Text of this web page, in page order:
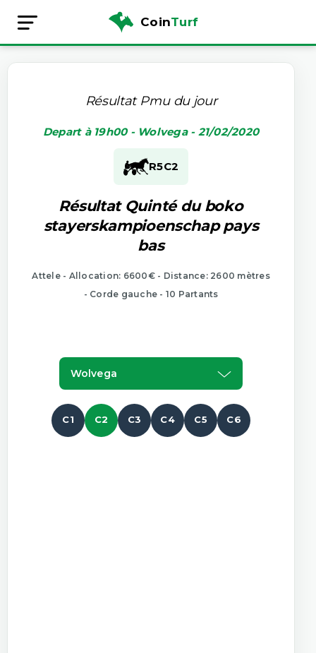
CoinTurf
Résultat Pmu du jour
Depart à 19h00 - Wolvega - 21/02/2020
R5C2
Résultat Quinté du boko
stayerskampioenschap pays
bas
Attele - Allocation: 6600€ - Distance: 2600 mètres
- Corde gauche - 10 Partants
Wolvega
C1 C2 C3 C4 C5 C6